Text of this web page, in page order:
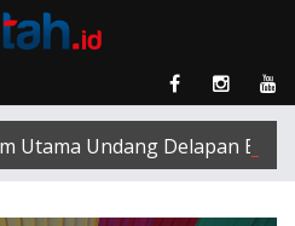
Undang Delapan Eks